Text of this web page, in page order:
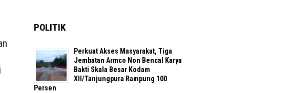
POLITIK
Perkuat Akses Masyarakat, Tiga
Jembatan Armco Non Bencal Karya
Bakti Skala Besar Kodam
XII/Tanjungpura Rampung 100
Persen